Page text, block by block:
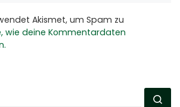
Akismet, um Spam zu
wie deine Kommentardaten